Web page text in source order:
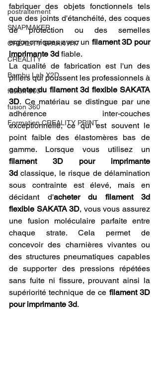
postraitement
SNAPMAKER
CRÉALITY SPARK X I7
CREALITY
Bambu Lab X2D
fusion 360
fusion 360
Formation CREALITY PRINT
fabriquer des objets fonctionnels tels
que des joints d'étanchéité, des coques
de protection ou des semelles
ergonomiques avec un filament 3D pour
imprimante 3d fiable.
La qualité de fabrication est l'un des
acheter du filament 3d flexible SAKATA
3D. Ce matériau se distingue par une
adhérence inter-couches
exceptionnelle, ce qui est souvent le
point faible des élastomères bas de
filament 3D pour imprimante
3d classique, le risque de délamination
sous contrainte est élevé, mais en
décidant d'acheter du filament 3d
flexible SAKATA 3D, vous vous assurez
une fusion moléculaire parfaite entre
chaque strate. Cela permet de
concevoir des charnières vivantes ou
des structures pneumatiques capables
de supporter des pressions répétées
sans fuite ni fissure, prouvant ainsi la
supériorité technique de ce filament 3D
pour imprimante 3d.